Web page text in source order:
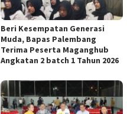
Beri Kesempatan Generasi
Muda, Bapas Palembang
Terima Peserta Maganghub
Angkatan 2 batch 1 Tahun 2026